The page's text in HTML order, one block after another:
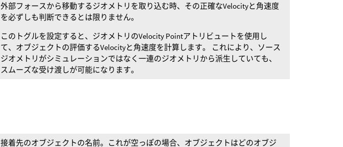
外部フォースから移動するジオメトリを取り込む時、その正確なVelocityと角速度
を必ずしも判断できるとは限りません。
このトグルを設定すると、ジオメトリのVelocity Pointアトリビュートを使用し
て、オブジェクトの評価するVelocityと角速度を計算します。 これにより、ソース
ジオメトリがシミュレーションではなく一連のジオメトリから派生していても、
スムーズな受け渡しが可能になります。
接着先のオブジェクトの名前。これが空っぽの場合、オブジェクトはどのオブジ